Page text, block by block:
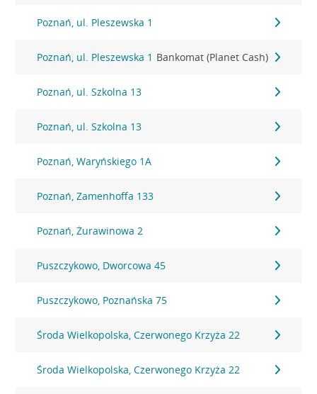
Poznań, ul. Pleszewska 1
Poznań, ul. Pleszewska 1 Bankomat (Planet Cash)
Poznań, ul. Szkolna 13
Poznań, ul. Szkolna 13
Poznań, Waryńskiego 1A
Poznań, Zamenhoffa 133
Poznań, Żurawinowa 2
Puszczykowo, Dworcowa 45
Puszczykowo, Poznańska 75
Środa Wielkopolska, Czerwonego Krzyża 22
Środa Wielkopolska, Czerwonego Krzyża 22